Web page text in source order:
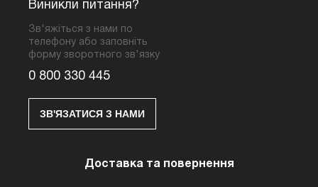
Виникли питання?
Зв'яжіться з нами по
телефону або заповніть
форму зворотного зв'язку
0 800 330 445
ЗВ'ЯЗАТИСЯ З НАМИ
Доставка та повернення